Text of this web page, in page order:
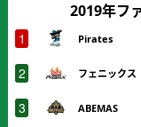
2019年フ
1 Pirates
2 フェニックス
3 ABEMAS